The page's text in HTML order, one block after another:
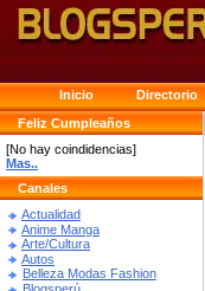
Inicio Directorio
Feliz Cumpleaños
[No hay coindidencias]
Mas..
Canales
Actualidad
Anime Manga
Arte/Cultura
Autos
Belleza Modas Fashion